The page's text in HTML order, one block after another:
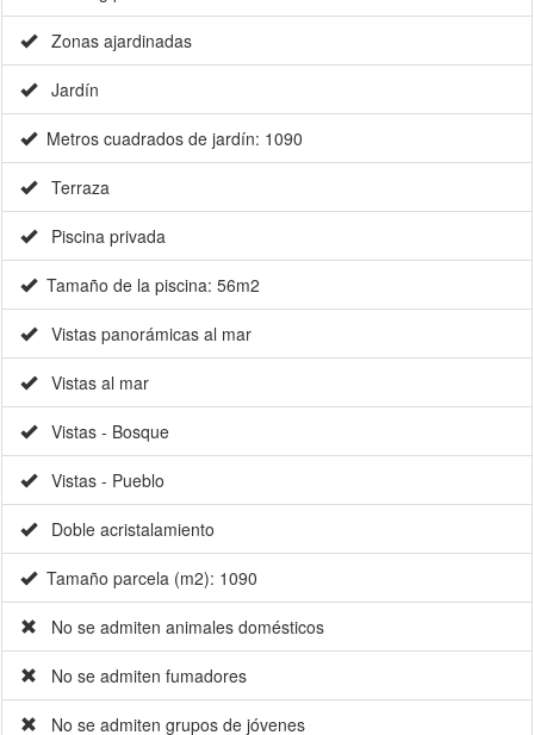
Zonas ajardinadas
Jardín
Metros cuadrados de jardín: 1090
Terraza
Piscina privada
Tamaño de la piscina: 56m2
Vistas panorámicas al mar
Vistas al mar
Vistas - Bosque
Vistas - Pueblo
Doble acristalamiento
Tamaño parcela (m2): 1090
No se admiten animales domésticos
No se admiten fumadores
No se admiten grupos de jóvenes